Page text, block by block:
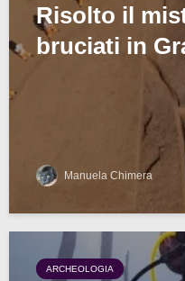
Risolto il
bruciati in
Manuela Chimera
ARCHEOLOGIA